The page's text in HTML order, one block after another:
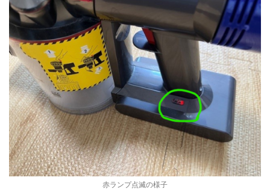
赤ランプ点滅の様子